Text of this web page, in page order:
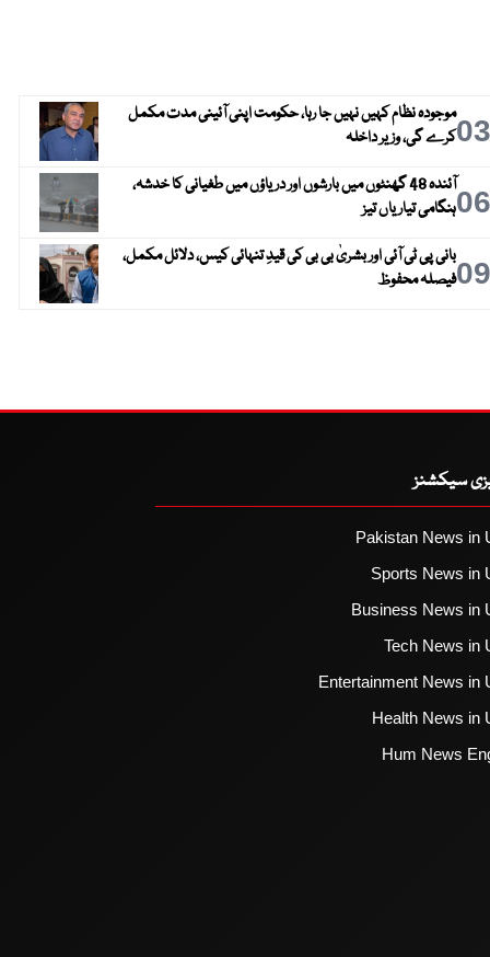
03موجودہ نظام کہیں نہیں جا رہا، حکومت اپنی آئینی مدت مکمل
کرے گی، وزیر داخلہ
06
آئندہ 48 گھنٹوں میں بارشوں اور دریاؤں میں طغیانی کا خدشہ،
ہنگامی تیاریاں تیز
09بانی پی ٹی آئی اور بشریٰ بی بی کی قیدِ تنہائی کیس، دلائل مکمل،
فیصلہ محفوظ
سیکشنز
Pakistan News in
Sports News in
Business News in
Tech News in
Entertainment News in
Health News in
Hum News